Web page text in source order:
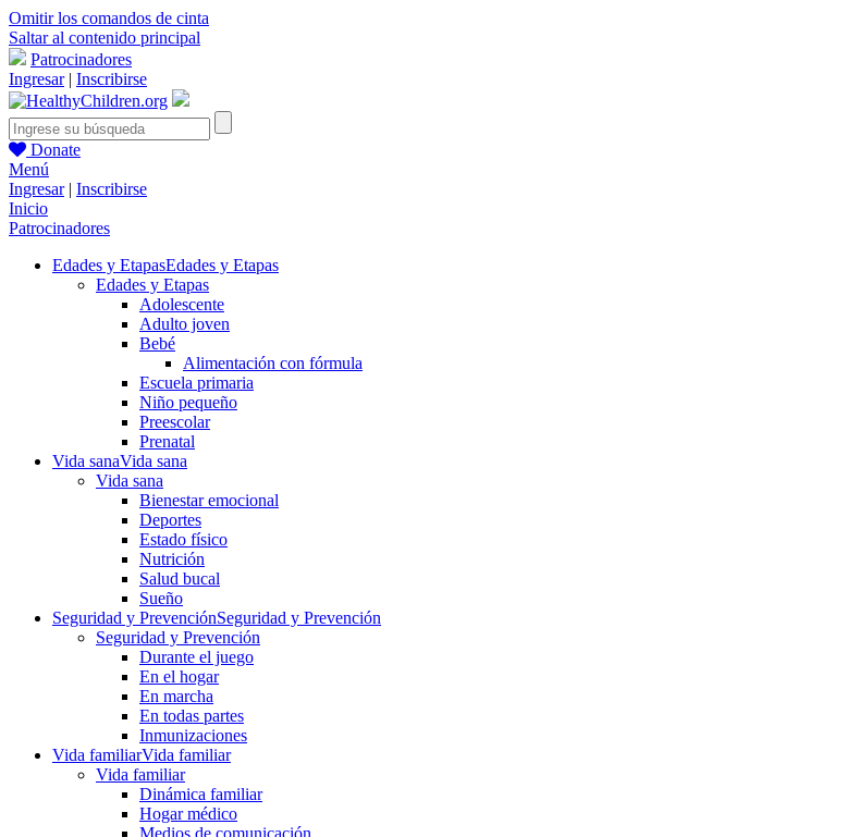
Omitir los comandos de cinta
Saltar al contenido principal
Patrocinadores
Ingresar| Inscribirse
Donate
Menú
Ingresar| Inscribirse
Inicio
Patrocinadores
Edades y EtapasEdades y Etapas
Edades y Etapas
Adolescente
Adulto joven
Bebé
Alimentación con fórmula
Escuela primaria
Niño pequeño
Preescolar
Prenatal
Vida sanaVida sana
Vida sana
Bienestar emocional
Deportes
Estado físico
Nutrición
Salud bucal
Sueño
Seguridad y PrevenciónSeguridad y Prevención
Seguridad y Prevención
Durante el juego
En el hogar
En marcha
En todas partes
Inmunizaciones
Vida familiarVida familiar
Vida familiar
Dinámica familiar
Hogar médico
Medios de comunicación